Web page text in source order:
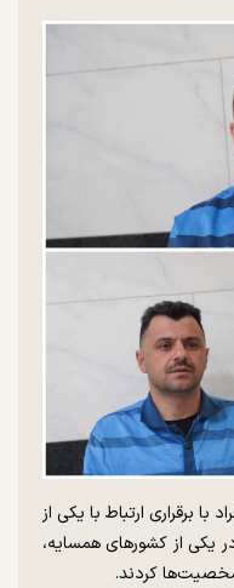
برقراری ارتباط با یکی از
از کشور‌های همسایه،
شخصیت‌ها کردند.